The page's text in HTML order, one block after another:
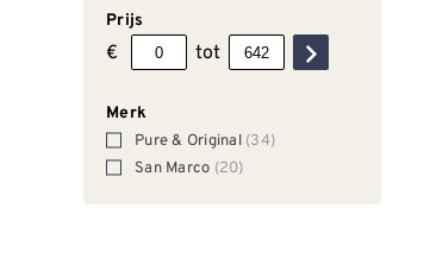
Prijs
€ tot
Merk
Pure & Original (34)
San Marco (20)